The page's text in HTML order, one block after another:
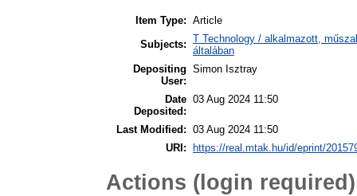
Item Type: Article
Subjects: T Technology / alkalmazott,
általában
Depositing
User:
Simon Isztray
Date
Deposited:
03 Aug 2024 11:50
Last Modified: 03 Aug 2024 11:50
URI: https://real.mtak.hu/id/eprint/
Actions (login required)